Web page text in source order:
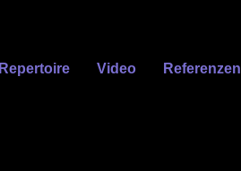
Repertoire Video Referenzen